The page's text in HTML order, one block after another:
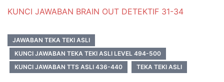
KUNCI JAWABAN BRAIN OUT DETEKTIF 31-34
JAWABAN TEKA TEKI ASLI
KUNCI JAWABAN TEKA TEKI ASLI LEVEL 494-500
KUNCI JAWABAN TTS ASLI 436-440
TEKA TEKI ASLI